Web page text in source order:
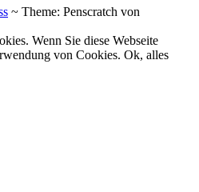
~ Theme: Penscratch von
Wenn Sie diese Webseite
von Cookies. Ok, alles